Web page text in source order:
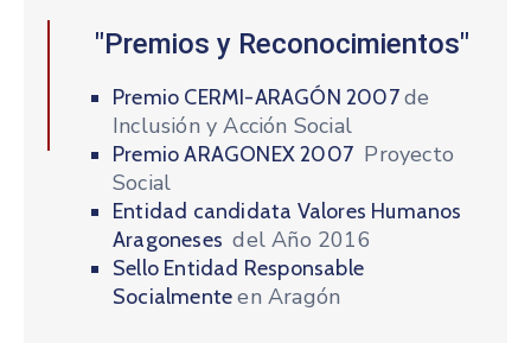
"Premios y Reconocimientos"
Premio CERMI-ARAGÓN 2007de
Inclusión y Acción Social
Premio ARAGONEX 2007 Proyecto
Social
Entidad candidata Valores Humanos
Aragonesesdel Año 2016
Sello Entidad Responsable
Socialmenteen Aragón